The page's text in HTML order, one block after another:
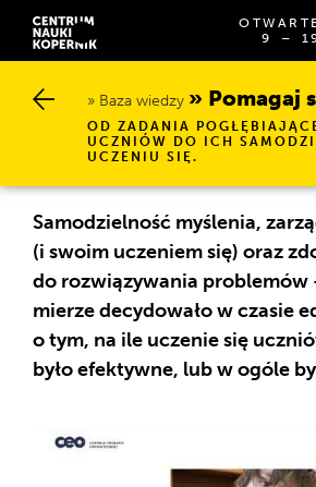
OD
19:00
9 ⁠–⁠
Baza wiedzy Pomagaj
OD ZADANIA
UCZNIÓW DO ICH
UCZENIU SIĘ.
Samodzielność myślenia,
(i swoim uczeniem się) oraz
do rozwiązywania problemów
mierze decydowało w czasie
o tym, na ile uczenie się
było efektywne, lub w ogóle